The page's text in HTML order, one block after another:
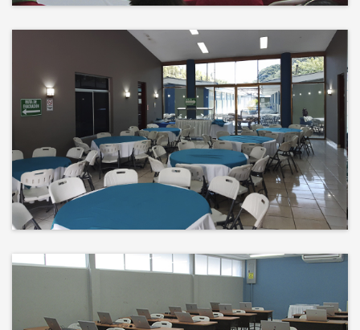
El éxito no es solo un destino, es el
impacto que dejamos en el
camino